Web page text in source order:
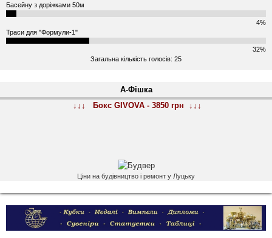
Басейну з доріжками 50м
4%
Траси для "Формули-1"
32%
Загальна кількість голосів: 25
А-Фішка
↓↓↓ Бокс GIVOVA - 3850 грн ↓↓↓
Ціни на будівництво і ремонт у Луцьку